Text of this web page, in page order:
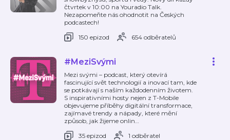
čtvrtek v 10:00 na Youradio Talk.
Nezapomeňte nás ohodnotit na Českých
podcastech!
150 epizod
654 odběratelů
#MeziSvými
Mezi svými – podcast, který otevírá
fascinující svět technologií a inovací tam, kde
se potkávají s naším každodenním životem.
S inspirativními hosty nejen z T-Mobile
objevujeme příběhy digitální transformace,
zajímavé trendy a nápady, které mění
způsob, jak žijeme onlin…
35 epizod
1 odběratel